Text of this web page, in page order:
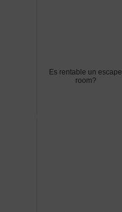
Es rentable un escape
room?